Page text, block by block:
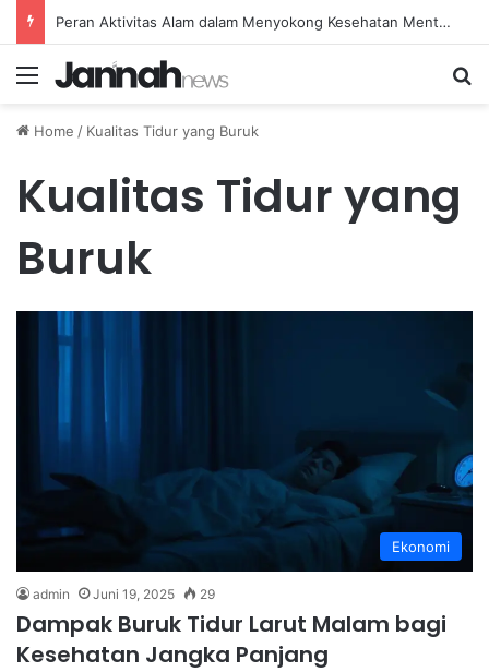
Peran Aktivitas Alam dalam Menyokong Kesehatan Mental dan Menenangkan Pikiran di Masa Sulit
Menu
Home / Kualitas Tidur yang Buruk
Kualitas Tidur yang
Buruk
Ekonomi
admin Juni 19, 2025 29
Dampak Buruk Tidur Larut Malam bagi
Kesehatan Jangka Panjang